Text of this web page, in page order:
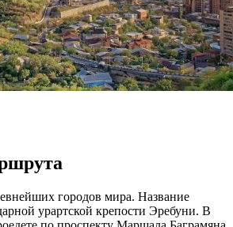
городов мира. Название
урартской крепости Эребуни. В